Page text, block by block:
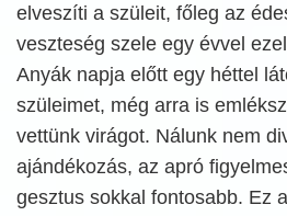
elveszíti a szüleit, főleg az
veszteség szele egy évvel
Anyák napja előtt egy héttel
szüleimet, még arra is
vettünk virágot. Nálunk nem
ajándékozás, az apró
gesztus sokkal fontosabb. Ez